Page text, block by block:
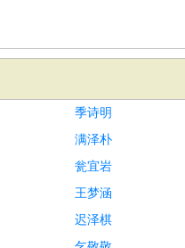
季诗明
满泽朴
瓮宜岩
王梦涵
迟泽棋